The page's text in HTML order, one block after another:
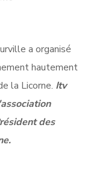
a organisé
hautement
la Licorne. Itv
des